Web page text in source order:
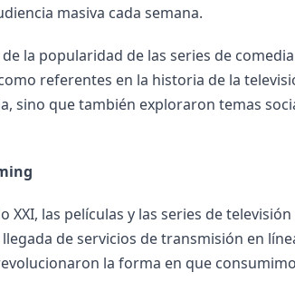
masiva cada semana.
la popularidad de las series de
referentes en la historia de la
sino que también exploraron temas
XXI, las películas y las series de
de servicios de transmisión en
la forma en que